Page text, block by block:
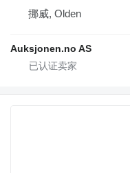
挪威, Olden
Auksjonen.no AS